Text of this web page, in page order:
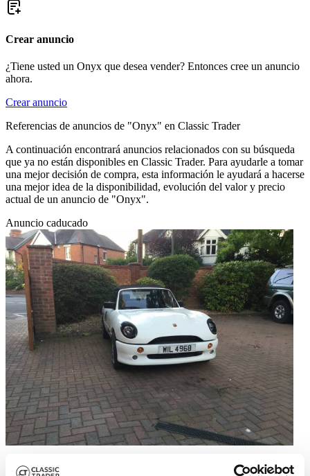
Crear anuncio
¿Tiene usted un Onyx que desea vender? Entonces cree un anuncio
ahora.
Crear anuncio
Referencias de anuncios de "Onyx" en Classic Trader
A continuación encontrará anuncios relacionados con su búsqueda
que ya no están disponibles en Classic Trader. Para ayudarle a tomar
una mejor decisión de compra, esta información le ayudará a hacerse
una mejor idea de la disponibilidad, evolución del valor y precio
actual de un anuncio de "Onyx".
Anuncio caducado
1998 | Onyx Firecat